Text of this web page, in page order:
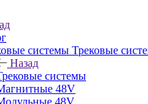
Трековые
Назад
системы
48V
48V